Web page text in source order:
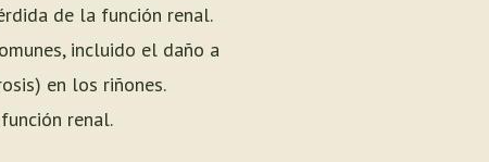
de la función renal.
incluido el daño a
en los riñones.
renal.